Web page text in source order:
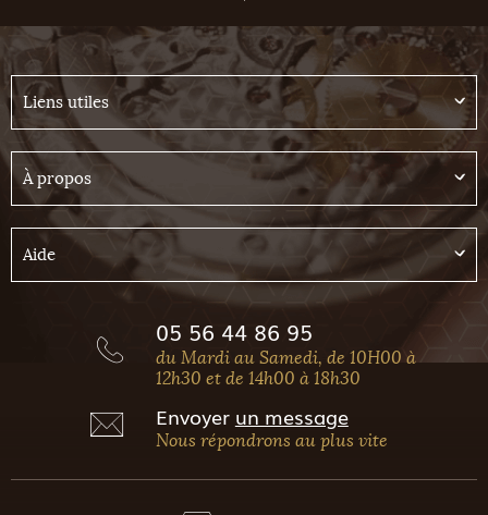
Liens utiles
À propos
Aide
05 56 44 86 95
du Mardi au Samedi, de 10H00 à
12h30 et de 14h00 à 18h30
Envoyer un message
Nous répondrons au plus vite